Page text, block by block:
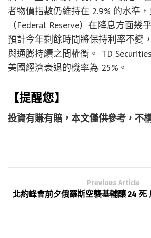
者物價指數仍維持在 2.9% 的水準
（Federal Reserve）在降息方面幾
預計今年剩餘時間將保持利率不變
與通膨持續之間權衡。 TD
美國經濟衰退的機率為 25%。
【提醒您】
投資有賺有賠，本文僅供參考，不
Previous Article
北約峰會前夕俄羅斯空襲基輔釀 24 死